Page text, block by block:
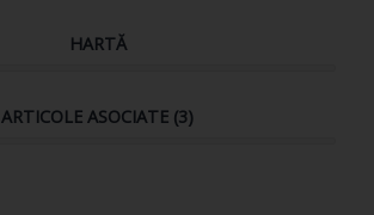
HARTĂ
ARTICOLE ASOCIATE (3)